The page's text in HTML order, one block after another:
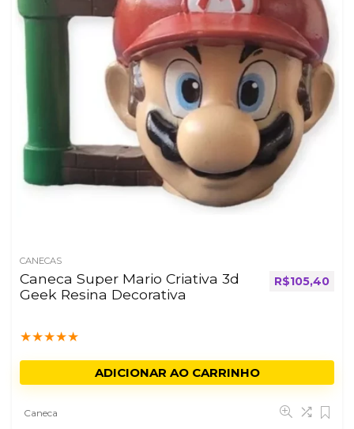
CANECAS
Caneca Super Mario Criativa 3d
Geek Resina Decorativa
★★★★★
R$105,40
ADICIONAR AO CARRINHO
Caneca